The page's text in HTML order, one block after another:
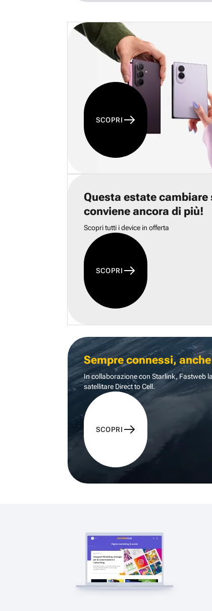
SCOPRI
Questa estate
conviene ancora di più!
Scopri tutti i device in offerta
SCOPRI
Sempre connessi,
In collaborazione con Starlink, Fastweb
satellitare Direct to Cell.
SCOPRI